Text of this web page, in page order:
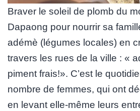
Braver le soleil de plomb du
Dapaong pour nourrir sa
adémè (légumes locales) en
travers les rues de la ville : «
piment frais!». C’est le
nombre de femmes, qui ont
en levant elle-même leurs